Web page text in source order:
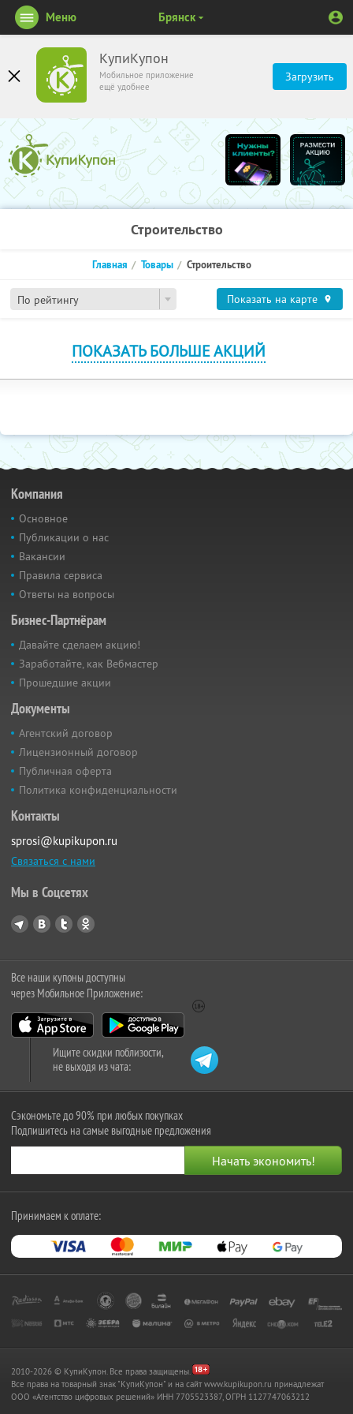
КупиКупон
Мобильное приложение
ещё удобнее
Загрузить
Меню Брянск
Строительство
По рейтингу
Главная Товары Строительство
Показать на карте
ПОКАЗАТЬ БОЛЬШЕ АКЦИЙ
Компания
Основное
Публикации о нас
Вакансии
Правила сервиса
Ответы на вопросы
Бизнес-Партнёрам
Давайте сделаем акцию!
Заработайте, как Вебмастер
Прошедшие акции
Документы
Агентский договор
Лицензионный договор
Публичная оферта
Политика конфиденциальности
Контакты
sprosi@kupikupon.ru
Связаться с нами
Мы в Соцсетях
Все наши купоны доступны
через Мобильное Приложение:
Ищите скидки поблизости,
не выходя из чата:
Сэкономьте до 90% при любых покупках
Подпишитесь на самые выгодные предложения
Принимаем к оплате:
2010-2026 © КупиКупон. Все права защищены.
Все права на товарный знак "КупиКупон" и на сайт www.kupikupon.ru принадлежат
OOO «Агентство цифровых решений» ИНН 7705523387, ОГРН 1127747063212